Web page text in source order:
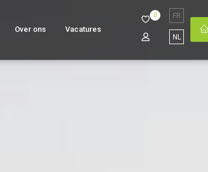
Over ons Vacatures
0 FR
NL